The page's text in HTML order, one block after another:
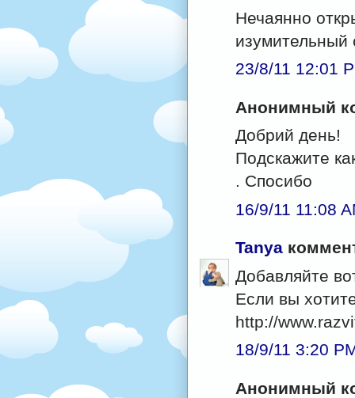
Нечаянно
изумительный
23/8/11 12:01
Анонимный
Добрий день!
Подскажите
. Спосибо
16/9/11 11:08
Tanya
Добавляйте
Если вы
http://
18/9/11 3:20
Анонимный